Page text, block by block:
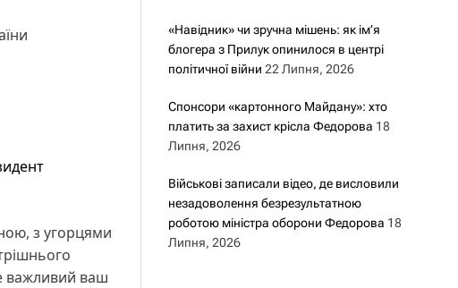
з угорцями
важливий ваш
«Навідник» чи зручна мішень: як ім’я
блогера з Прилук опинилося в центрі
політичної війни 22 Липня, 2026
Спонсори «картонного Майдану»: хто
платить за захист крісла Федорова 18
Липня, 2026
Військові записали відео, де висловили
незадоволення безрезультатною
роботою міністра оборони Федорова 18
Липня, 2026